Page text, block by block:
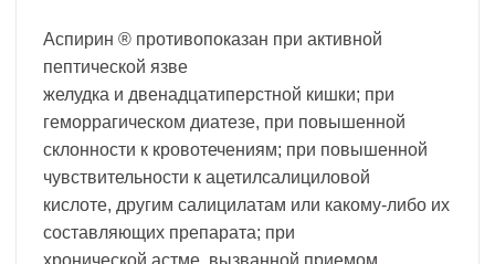
Аспирин ® противопоказан при активной
пептической язве
желудка и двенадцатиперстной кишки; при
геморрагическом диатезе, при повышенной
склонности к кровотечениям; при повышенной
чувствительности к ацетилсалициловой
кислоте, другим салицилатам или какому-либо их
составляющих препарата; при